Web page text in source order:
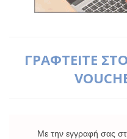
ΓΡΑΦΤΕΙΤΕ
Με την εγγραφή σας